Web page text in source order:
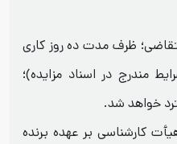
ظرف مدت ده روز کاری
مندرج در اسناد مزایده)؛
خواهد شد.
کارشناسی بر عهده برنده